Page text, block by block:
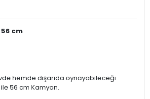
cm
hemde dışarıda oynayabileceği
56 cm Kamyon.